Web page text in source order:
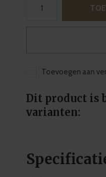
Toevoegen aan
Dit product is
varianten: